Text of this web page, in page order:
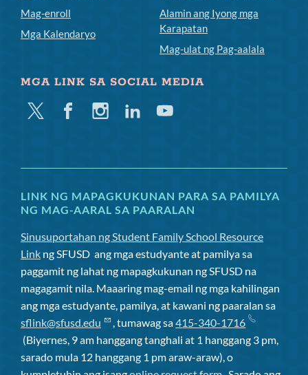
Mag-enroll
Mga Kalendaryo
Alamin ang Iyong mga
Karapatan
Mag-ulat ng Pag-aalala
MGA LINK SA SOCIAL MEDIA
Twitter FacebookInstagramLinkedinYoutube
LINK NG MAPAGKUKUNAN PARA SA PAMILYA
NG MAG-AARAL SA PAARALAN
Sinusuportahan ng Student Family School Resource
Link ng SFUSD ang mga estudyante at pamilya sa
paggamit ng lahat ng mapagkukunan ng SFUSD na
magagamit nila. Maaaring mag-email ng mga kahilingan
ang mga estudyante, pamilya, at kawani ng paaralan sa
sflink@sfusd.edu
, tumawag sa415-340-1716
(Biyernes, 9 am hanggang tanghali at 1 hanggang 3 pm,
sarado mula 12 hanggang 1 pm araw-araw), o